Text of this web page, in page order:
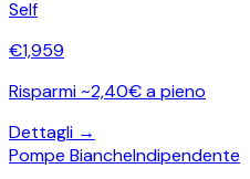
Self
€1,959
Risparmi ~2,40€ a pieno
Dettagli →
Pompe BiancheIndipendente